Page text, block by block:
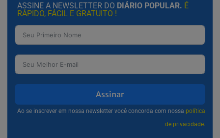
ASSINE A NEWSLETTER DO DIÁRIO POPULAR. É
RÁPIDO, FÁCIL E GRATUITO !
Assinar
Ao se inscrever em nossa newsletter você concorda com nossa política
de privacidade.